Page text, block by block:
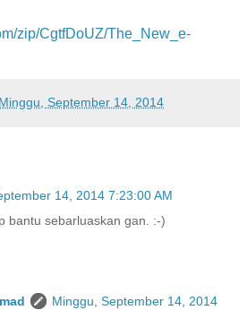
zip/CgtfDoUZ/The_New_e-
Minggu, September 14, 2014
14, 2014 7:23:00 AM
bantu sebarluaskan gan. :-)
Minggu, September 14, 2014